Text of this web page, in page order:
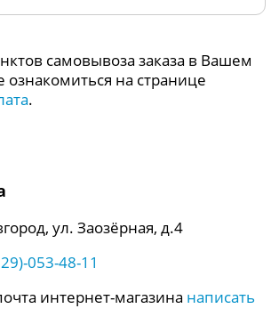
самовывоза заказа в Вашем
ознакомиться на странице
.
ул. Заозёрная, д.4
053-48-11
интернет-магазина написать